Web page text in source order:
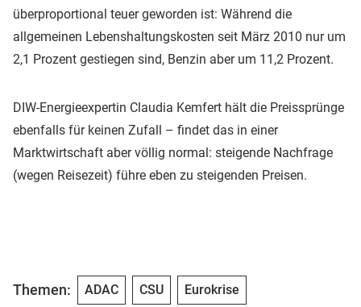
überproportional teuer geworden ist: Während die
allgemeinen Lebenshaltungskosten seit März 2010 nur um
2,1 Prozent gestiegen sind, Benzin aber um 11,2 Prozent.
DIW-Energieexpertin Claudia Kemfert hält die Preissprünge
ebenfalls für keinen Zufall – findet das in einer
Marktwirtschaft aber völlig normal: steigende Nachfrage
(wegen Reisezeit) führe eben zu steigenden Preisen.
Themen: ADAC CSU Eurokrise